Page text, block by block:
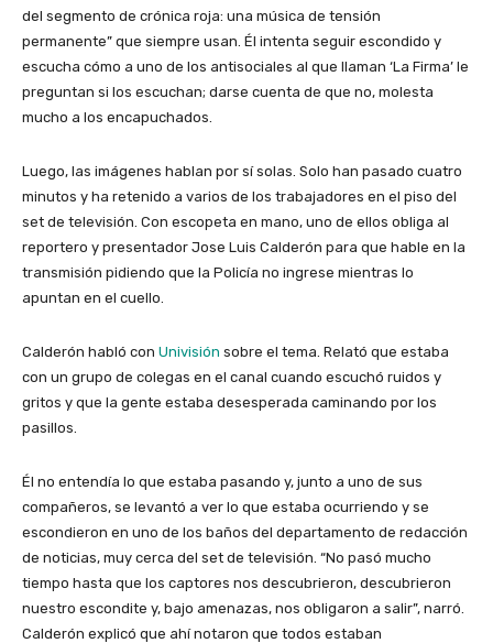
del segmento de crónica roja: una música de tensión
permanente” que siempre usan. Él intenta seguir escondido y
escucha cómo a uno de los antisociales al que llaman ‘La Firma’ le
preguntan si los escuchan; darse cuenta de que no, molesta
mucho a los encapuchados.
Luego, las imágenes hablan por sí solas. Solo han pasado cuatro
minutos y ha retenido a varios de los trabajadores en el piso del
set de televisión. Con escopeta en mano, uno de ellos obliga al
reportero y presentador Jose Luis Calderón para que hable en la
transmisión pidiendo que la Policía no ingrese mientras lo
apuntan en el cuello.
Calderón habló con Univisión sobre el tema. Relató que estaba
con un grupo de colegas en el canal cuando escuchó ruidos y
gritos y que la gente estaba desesperada caminando por los
pasillos.
Él no entendía lo que estaba pasando y, junto a uno de sus
compañeros, se levantó a ver lo que estaba ocurriendo y se
escondieron en uno de los baños del departamento de redacción
de noticias, muy cerca del set de televisión. “No pasó mucho
tiempo hasta que los captores nos descubrieron, descubrieron
nuestro escondite y, bajo amenazas, nos obligaron a salir”, narró.
Calderón explicó que ahí notaron que todos estaban